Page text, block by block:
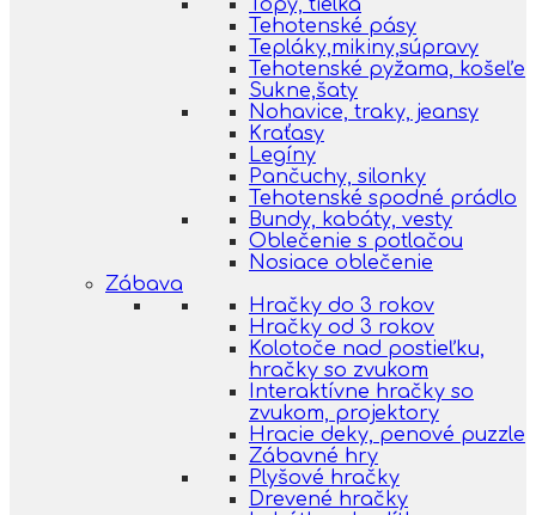
Topy, tielka
Tehotenské pásy
Tepláky,mikiny,súpravy
Tehotenské pyžama, košeľe
Sukne,šaty
Nohavice, traky, jeansy
Kraťasy
Legíny
Pančuchy, silonky
Tehotenské spodné prádlo
Bundy, kabáty, vesty
Oblečenie s potlačou
Nosiace oblečenie
Zábava
Hračky do 3 rokov
Hračky od 3 rokov
Kolotoče nad postieľku,
hračky so zvukom
Interaktívne hračky so
zvukom, projektory
Hracie deky, penové puzzle
Zábavné hry
Plyšové hračky
Drevené hračky